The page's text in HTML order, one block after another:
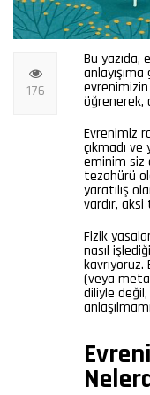
Bu yazıda,
anlayışıma
evrenimizin
öğrenerek,
Evrenimiz
çıkmadı
eminim siz
tezahürü
yaratılış
vardır,
Fizik
nasıl
(veya
diliyle
176